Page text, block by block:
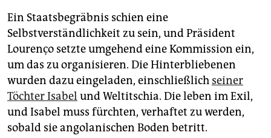
Ein Staatsbegräbnis schien eine
Selbstverständlichkeit zu sein, und Präsident
Lourenço setzte umgehend eine Kommission ein,
um das zu organisieren. Die Hinterbliebenen
wurden dazu eingeladen, einschließlich seiner
Töchter Isabel und Weltitschia. Die leben im Exil,
und Isabel muss fürchten, verhaftet zu werden,
sobald sie angolanischen Boden betritt.